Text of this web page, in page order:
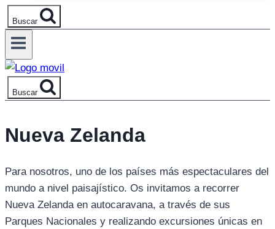
Buscar
Buscar
Nueva Zelanda
Para nosotros, uno de los países más espectaculares del
mundo a nivel paisajístico. Os invitamos a recorrer
Nueva Zelanda en autocaravana, a través de sus
Parques Nacionales y realizando excursiones únicas en